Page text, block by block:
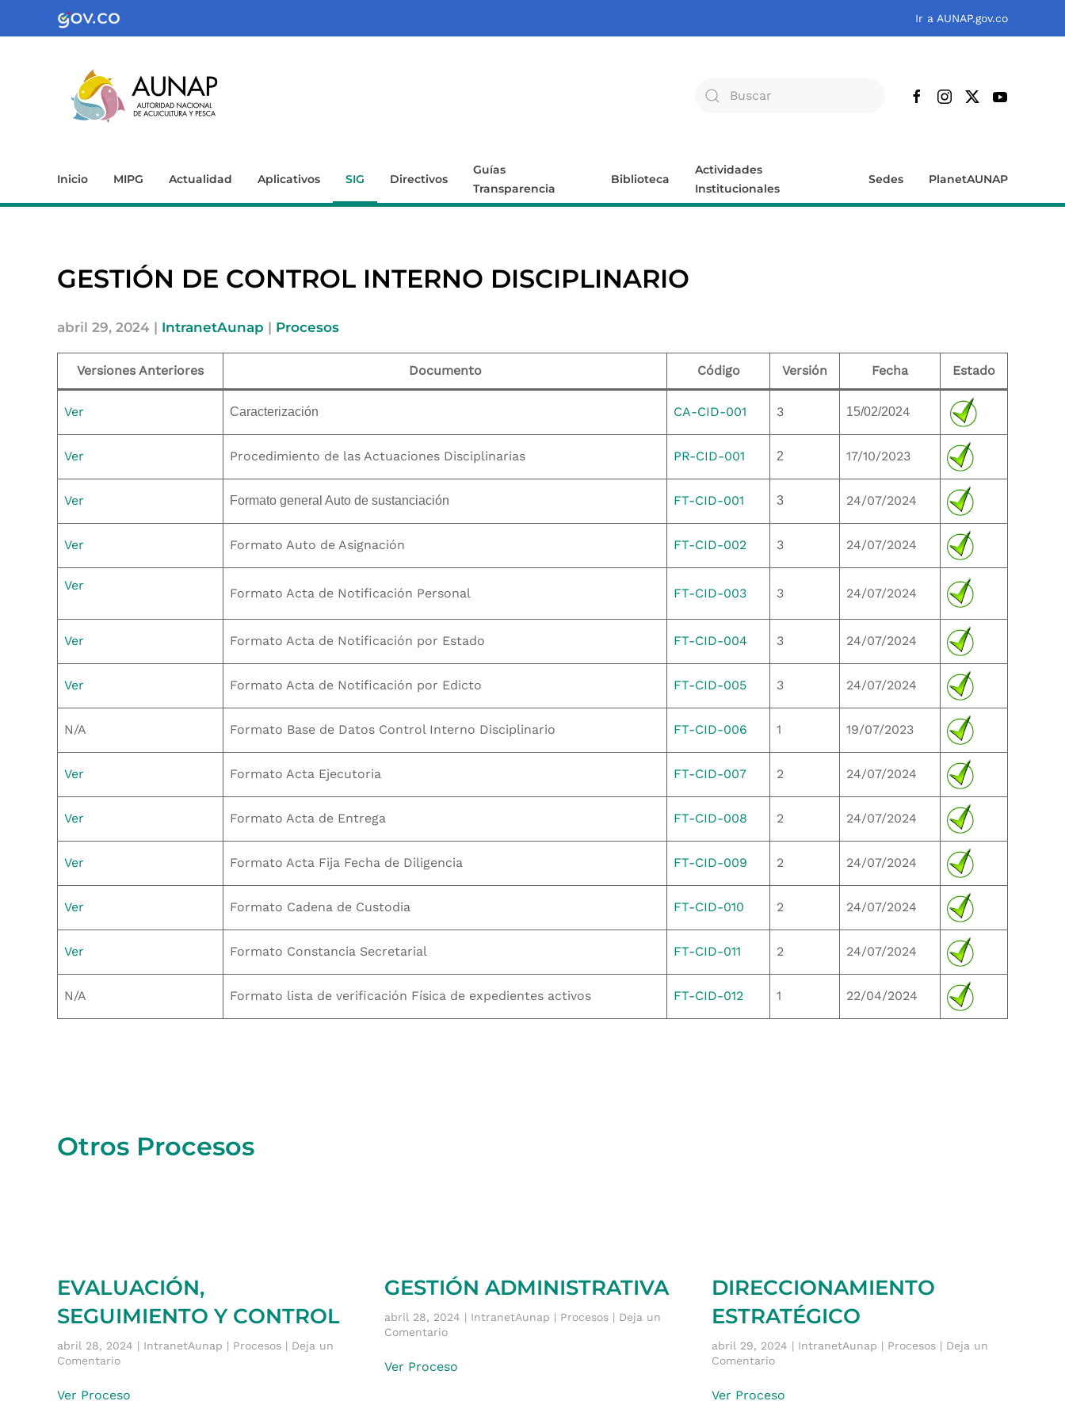
Ir a AUNAP.gov.co
Inicio MIPG Actualidad Aplicativos SIG Directivos
Guías
Transparencia
Biblioteca
Actividades
Institucionales
Sedes PlanetAUNAP
GESTIÓN DE CONTROL INTERNO DISCIPLINARIO
abril 29, 2024 | IntranetAunap | Procesos
Versiones Anteriores Documento Código Versión Fecha Estado
Ver Caracterización CA-CID-001 3 15/02/2024
Ver Procedimiento de las Actuaciones Disciplinarias PR-CID-001 2 17/10/2023
Ver Formato general Auto de sustanciación FT-CID-001 3 24/07/2024
Ver Formato Auto de Asignación FT-CID-002 3 24/07/2024
Ver
Formato Acta de Notificación Personal FT-CID-003 3 24/07/2024
Ver Formato Acta de Notificación por Estado FT-CID-004 3 24/07/2024
Ver Formato Acta de Notificación por Edicto FT-CID-005 3 24/07/2024
N/A Formato Base de Datos Control Interno Disciplinario FT-CID-006 1 19/07/2023
Ver Formato Acta Ejecutoria FT-CID-007 2 24/07/2024
Ver Formato Acta de Entrega FT-CID-008 2 24/07/2024
Ver Formato Acta Fija Fecha de Diligencia FT-CID-009 2 24/07/2024
Ver Formato Cadena de Custodia FT-CID-010 2 24/07/2024
Ver Formato Constancia Secretarial FT-CID-011 2 24/07/2024
N/A Formato lista de verificación Física de expedientes activos FT-CID-012 1 22/04/2024
Otros Procesos
EVALUACIÓN,
SEGUIMIENTO Y CONTROL
abril 28, 2024 | IntranetAunap | Procesos | Deja un
Comentario
Ver Proceso
GESTIÓN ADMINISTRATIVA
abril 28, 2024 | IntranetAunap | Procesos | Deja un
Comentario
Ver Proceso
DIRECCIONAMIENTO
ESTRATÉGICO
abril 29, 2024 | IntranetAunap | Procesos | Deja un
Comentario
Ver Proceso